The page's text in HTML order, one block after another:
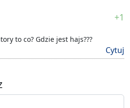
+1
to co? Gdzie jest hajs???
Cytuj